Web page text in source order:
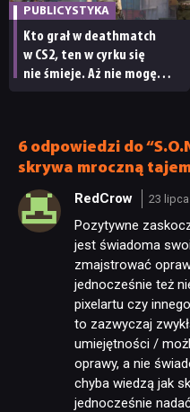
SKLEP
PUBLICYSTYKA
Kto grał w deathmatch
w CS2, ten w cyrku się
nie śmieje. Aż nie mogę
6 odpowiedzi do
skrywa mroczną
RedCrow 23
Pozytywne
jest świadoma
zmajstrować
jednocześnie też
pixelartu czy
to zazwyczaj
umiejętności /
oprawy, a nie
chyba wiedzą jak
jednocześnie